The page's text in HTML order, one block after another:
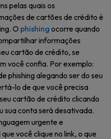
pelas quais os
de cartões de crédito é
O phishing ocorre quando
informações
cartão de crédito, se
você confia. Por exemplo:
phishing alegando ser do seu
lo de que você precisa
cartão de crédito clicando
sua conta será desativada.
urgente e
você clique no link, o que